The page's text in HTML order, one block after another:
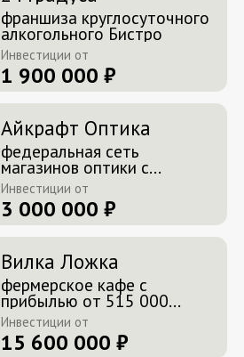
франшиза круглосуточного
алкогольного Бистро
Инвестиции от
1 900 000 ₽
Айкрафт Оптика
федеральная сеть
магазинов оптики с...
Инвестиции от
3 000 000 ₽
Вилка Ложка
фермерское кафе с
прибылью от 515 000...
Инвестиции от
15 600 000 ₽